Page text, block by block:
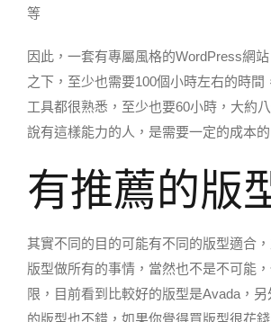
等
因此，一套有專屬風格的WordPress網
之下，至少也需要100個小時左右的時間
工具都很熟悉，至少也要60小時，大約
說有這樣能力的人，是需要一定的成本的
有推薦的版
其實不同的目的可能有不同的版型適合
版型做所有的事情，當然也不是不可能
限，目前看到比較好的版型是Avada，
的版型也不錯，如果你覺得買版型很花